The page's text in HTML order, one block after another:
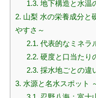
1.3. 地下構造と水温
2. 山梨 水の栄養成分と
やすさ～
2.1. 代表的なミネラ
2.2. 硬度と口当たり
2.3. 採水地ごとの違
3. 水源と名水スポット